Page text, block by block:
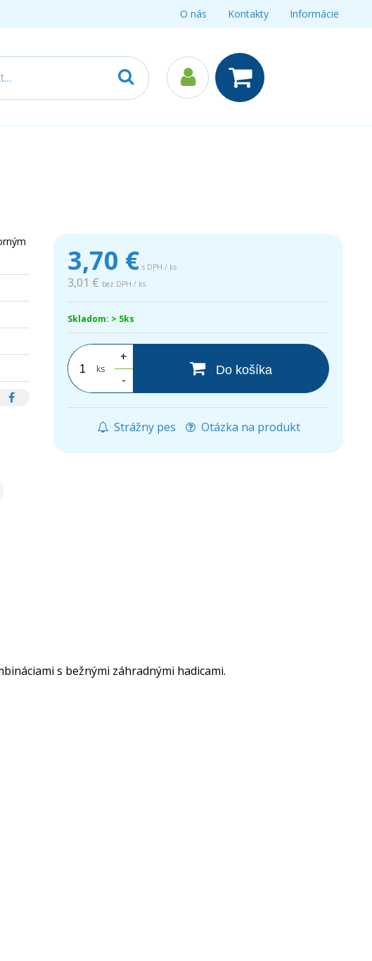
O nás Kontakty Informácie
3,70 € s DPH / ks
3,01 € bez DPH / ks
Skladom: > 5ks
ks
+
-
Do košíka
Strážny pes Otázka na produkt
s bežnými záhradnými hadicami.